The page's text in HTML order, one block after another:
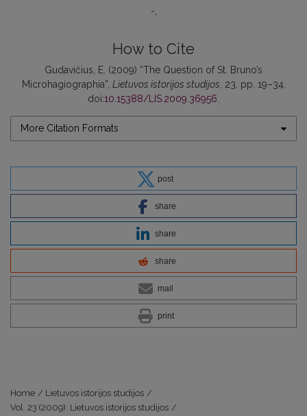
-
How to Cite
Gudavičius, E. (2009) “The Question of St. Bruno’s
Microhagiographia”, Lietuvos istorijos studijos , 23, pp. 19–34.
doi:10.15388/LIS.2009.36956
More Citation Formats
post
share
share
share
mail
print
Home / Lietuvos istorijos studijos /
Vol. 23 (2009): Lietuvos istorijos studijos /